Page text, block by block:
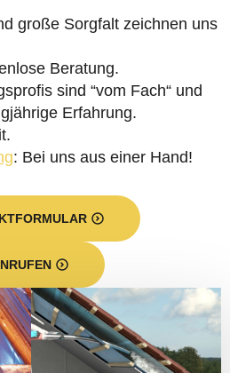
große Sorgfalt zeichnen uns
Beratung.
sind “vom Fach“ und
Erfahrung.
: Bei uns aus einer Hand!